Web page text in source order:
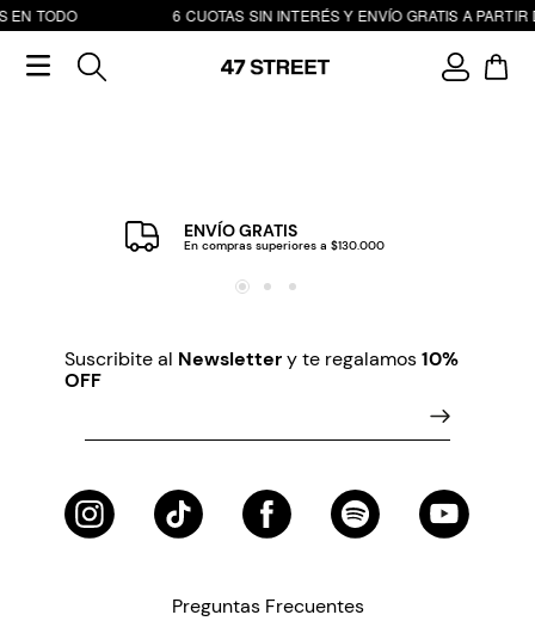
EN TODO 6 CUOTAS SIN INTERÉS Y ENVÍO GRATIS A PARTIR
ENVÍO GRATIS
En compras superiores a $130.000
Suscribite al Newslettery te regalamos10%
OFF
Preguntas Frecuentes